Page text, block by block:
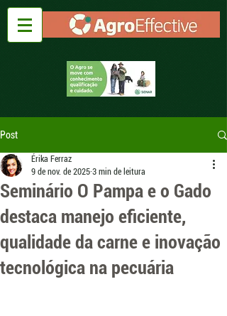
Post
Seminário O Pampa e o Gado
destaca manejo eficiente,
qualidade da carne e inovação
tecnológica na pecuária
Érika Ferraz
9 de nov. de 2025 3 min de leitura